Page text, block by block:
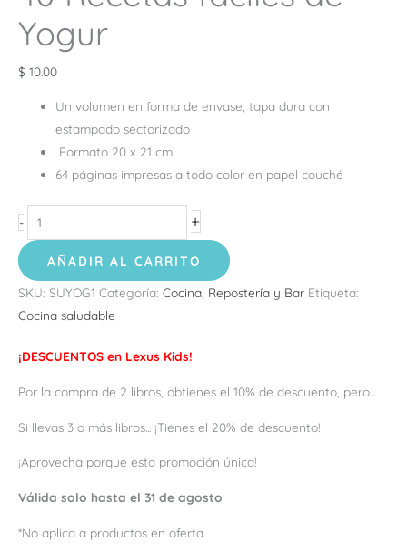
Yogur
$ 10.00
Un volumen en forma de envase, tapa dura con
estampado sectorizado
Formato 20 x 21 cm.
64 páginas impresas a todo color en papel couché
- +
AÑADIR AL CARRITO
SKU: SUYOG1 Categoría: Cocina, Repostería y Bar Etiqueta:
Cocina saludable
¡DESCUENTOS en Lexus Kids!
Por la compra de 2 libros, obtienes el 10% de descuento, pero...
Si llevas 3 o más libros... ¡Tienes el 20% de descuento!
¡Aprovecha porque esta promoción única!
Válida solo hasta el 31 de agosto
*No aplica a productos en oferta